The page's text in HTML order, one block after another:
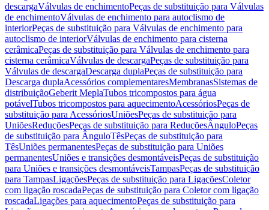
descargaVálvulas de enchimentoPeças de substituição para Válvulas
de enchimentoVálvulas de enchimento para autoclismo de
interiorPeças de substituição para Válvulas de enchimento para
autoclismo de interiorVálvulas de enchimento para cisterna
cerâmicaPeças de substituição para Válvulas de enchimento para
cisterna cerâmicaVálvulas de descargaPeças de substituição para
Válvulas de descargaDescarga duplaPeças de substituição para
Descarga duplaAcessórios complementaresMembranasSistemas de
distribuiçãoGeberit MeplaTubos tricompostos para água
potávelTubos tricompostos para aquecimentoAcessóriosPeças de
substituição para AcessóriosUniõesPeças de substituição para
UniõesReduçõesPeças de substituição para ReduçõesÂnguloPeças
de substituição para ÂnguloTêsPeças de substituição para
TêsUniões permanentesPeças de substituição para Uniões
permanentesUniões e transições desmontáveisPeças de substituição
para Uniões e transições desmontáveisTampasPeças de substituição
para TampasLigaçõesPeças de substituição para LigaçõesColetor
com ligação roscadaPeças de substituição para Coletor com ligação
roscadaLigações para aquecimentoPeças de substituição para